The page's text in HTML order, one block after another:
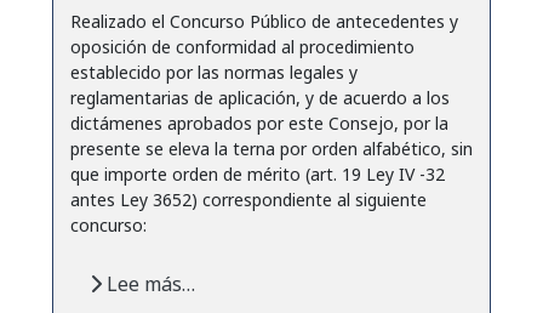
Realizado el Concurso Público de antecedentes y
oposición de conformidad al procedimiento
establecido por las normas legales y
reglamentarias de aplicación, y de acuerdo a los
dictámenes aprobados por este Consejo, por la
presente se eleva la terna por orden alfabético, sin
que importe orden de mérito (art. 19 Ley IV -32
antes Ley 3652) correspondiente al siguiente
concurso:
Lee más…